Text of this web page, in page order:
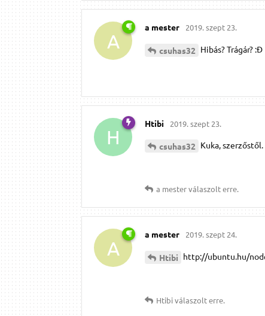
A
a mester 2019. szept 23.
csuhas32 Hibás? Trágár? :Đ
H
Htibi 2019. szept 23.
csuhas32 Kuka, szerzőstől.
a mesterválaszolt erre.
A
a mester 2019. szept 24.
Htibi http://ubuntu.hu/
Htibiválaszolt erre.